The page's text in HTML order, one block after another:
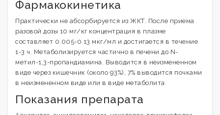
Фармакокинетика
Практически не абсорбируется из ЖКТ. После приема
разовой дозы 10 мг/кг концентрация в плазме
составляет 0.005-0.13 мкг/мл и достигается в течение
1-3 ч. Метаболизируется частично в печени до N-
метил-1,3-пропандиамина. Выводится в неизмененном
виде через кишечник (около 93%), 7% выводится почками
в неизмененном виде или в виде метаболита.
Показания препарата